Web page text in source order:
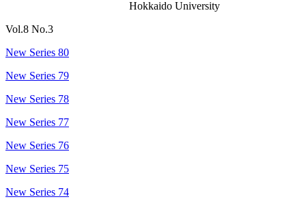
Hokkaido University
Vol.8 No.3
New Series 80
New Series 79
New Series 78
New Series 77
New Series 76
New Series 75
New Series 74